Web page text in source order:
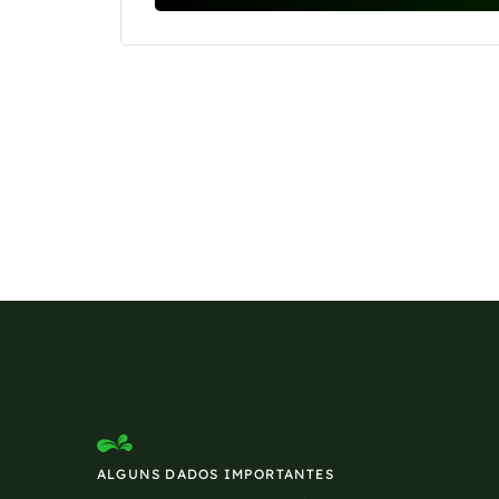
ALGUNS DADOS IMPORTANTES